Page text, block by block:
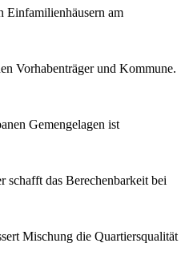
Einfamilienhäusern am
Vorhabenträger und Kommune.
Gemengelagen ist
das Berechenbarkeit bei
Mischung die Quartiersqualität